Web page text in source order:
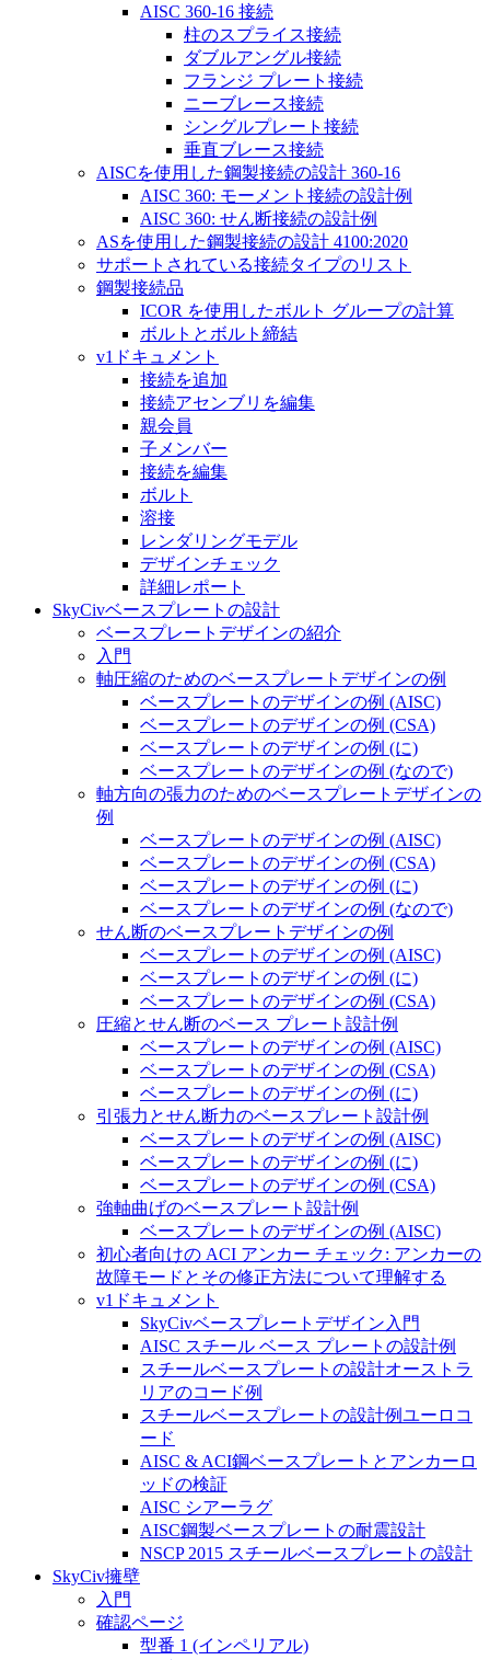
AISC 360-16 接続
柱のスプライス接続
ダブルアングル接続
フランジ プレート接続
ニーブレース接続
シングルプレート接続
垂直ブレース接続
AISCを使用した鋼製接続の設計 360-16
AISC 360: モーメント接続の設計例
AISC 360: せん断接続の設計例
ASを使用した鋼製接続の設計 4100:2020
サポートされている接続タイプのリスト
鋼製接続品
ICOR を使用したボルト グループの計算
ボルトとボルト締結
v1ドキュメント
接続を追加
接続アセンブリを編集
親会員
子メンバー
接続を編集
ボルト
溶接
レンダリングモデル
デザインチェック
詳細レポート
SkyCivベースプレートの設計
ベースプレートデザインの紹介
入門
軸圧縮のためのベースプレートデザインの例
ベースプレートのデザインの例 (AISC)
ベースプレートのデザインの例 (CSA)
ベースプレートのデザインの例 (に)
ベースプレートのデザインの例 (なので)
軸方向の張力のためのベースプレートデザインの
例
ベースプレートのデザインの例 (AISC)
ベースプレートのデザインの例 (CSA)
ベースプレートのデザインの例 (に)
ベースプレートのデザインの例 (なので)
せん断のベースプレートデザインの例
ベースプレートのデザインの例 (AISC)
ベースプレートのデザインの例 (に)
ベースプレートのデザインの例 (CSA)
圧縮とせん断のベース プレート設計例
ベースプレートのデザインの例 (AISC)
ベースプレートのデザインの例 (CSA)
ベースプレートのデザインの例 (に)
引張力とせん断力のベースプレート設計例
ベースプレートのデザインの例 (AISC)
ベースプレートのデザインの例 (に)
ベースプレートのデザインの例 (CSA)
強軸曲げのベースプレート設計例
ベースプレートのデザインの例 (AISC)
初心者向けの ACI アンカー チェック: アンカーの
故障モードとその修正方法について理解する
v1ドキュメント
SkyCivベースプレートデザイン入門
AISC スチール ベース プレートの設計例
スチールベースプレートの設計オーストラ
リアのコード例
スチールベースプレートの設計例ユーロコ
ード
AISC & ACI鋼ベースプレートとアンカーロ
ッドの検証
AISC シアーラグ
AISC鋼製ベースプレートの耐震設計
NSCP 2015 スチールベースプレートの設計
SkyCiv擁壁
入門
確認ページ
型番 1 (インペリアル)